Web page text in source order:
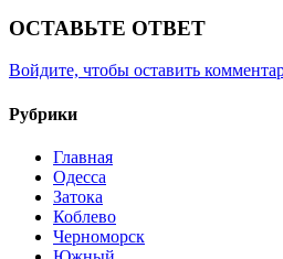
ОСТАВЬТЕ ОТВЕТ
Войдите, чтобы оставить
Рубрики
Главная
Одесса
Затока
Коблево
Черноморск